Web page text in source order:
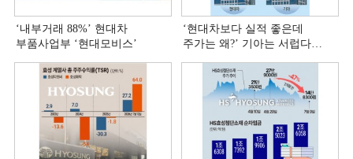
‘내부거래 88%ʼ 현대차
부품사업부 ‘현대모비스ʼ
‘현대차보다 실적 좋은데
주가는 왜?ʼ 기아는 서럽다